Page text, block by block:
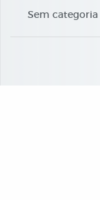
Sem categoria